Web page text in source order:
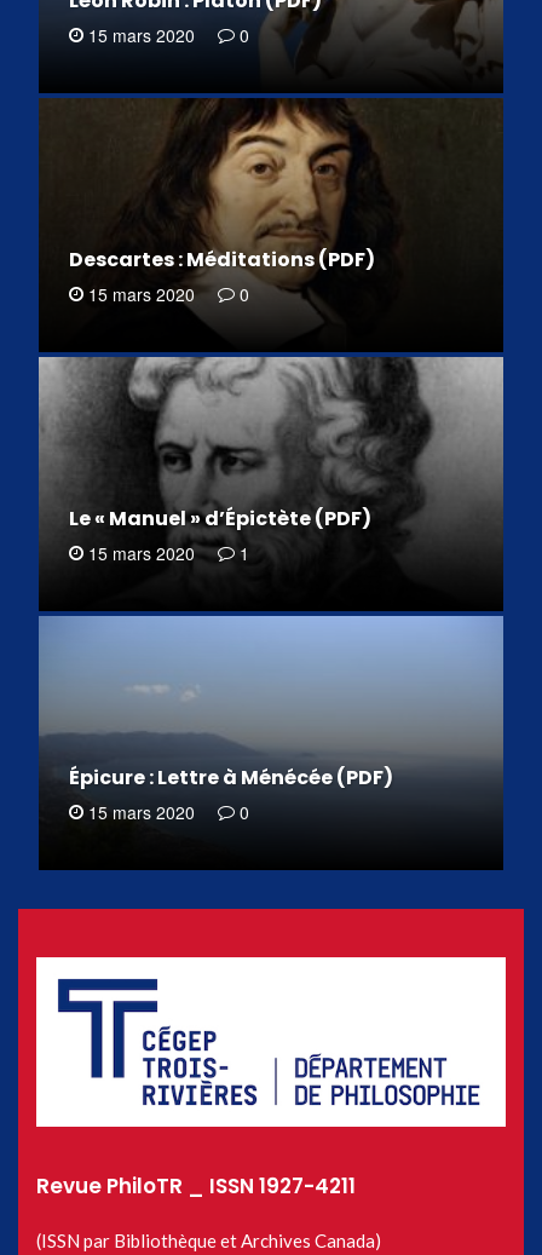
15 mars 2020 0
Descartes : Méditations (PDF)
15 mars 2020 0
Le « Manuel » d’Épictète (PDF)
15 mars 2020 1
Épicure : Lettre à Ménécée (PDF)
15 mars 2020 0
Revue PhiloTR _ ISSN 1927-4211
(ISSN par Bibliothèque et Archives Canada)